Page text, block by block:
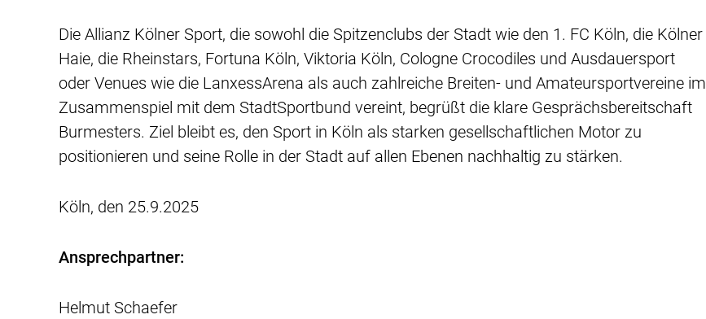
Die Allianz Kölner Sport, die sowohl die Spitzenclubs der Stadt wie den 1. FC Köln, die Kölner
Haie, die Rheinstars, Fortuna Köln, Viktoria Köln, Cologne Crocodiles und Ausdauersport
oder Venues wie die LanxessArena als auch zahlreiche Breiten- und Amateursportvereine im
Zusammenspiel mit dem StadtSportbund vereint, begrüßt die klare Gesprächsbereitschaft
Burmesters. Ziel bleibt es, den Sport in Köln als starken gesellschaftlichen Motor zu
positionieren und seine Rolle in der Stadt auf allen Ebenen nachhaltig zu stärken.
Köln, den 25.9.2025
Ansprechpartner:
Helmut Schaefer